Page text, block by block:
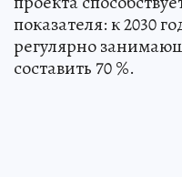
показателя: к 2030
регулярно
составить 70 %.